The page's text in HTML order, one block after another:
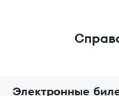
Электронные